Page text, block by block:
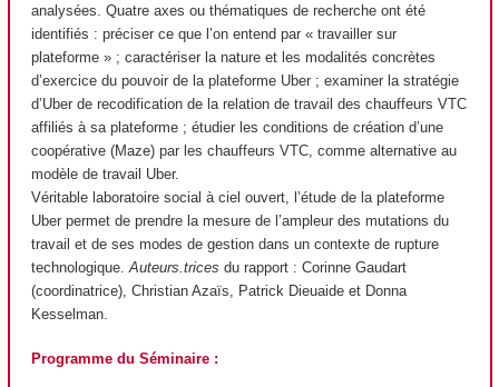
analysées. Quatre axes ou thématiques de recherche ont été
identifiés : préciser ce que l’on entend par « travailler sur
plateforme » ; caractériser la nature et les modalités concrètes
d’exercice du pouvoir de la plateforme Uber ; examiner la stratégie
d’Uber de recodification de la relation de travail des chauffeurs VTC
affiliés à sa plateforme ; étudier les conditions de création d’une
coopérative (Maze) par les chauffeurs VTC, comme alternative au
modèle de travail Uber.
Véritable laboratoire social à ciel ouvert, l’étude de la plateforme
Uber permet de prendre la mesure de l’ampleur des mutations du
travail et de ses modes de gestion dans un contexte de rupture
technologique. Auteurs.trices du rapport : Corinne Gaudart
(coordinatrice), Christian Azaïs, Patrick Dieuaide et Donna
Kesselman.
Programme du Séminaire :